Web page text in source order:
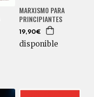
MARXISMO PARA
PRINCIPIANTES
19,90€
disponible